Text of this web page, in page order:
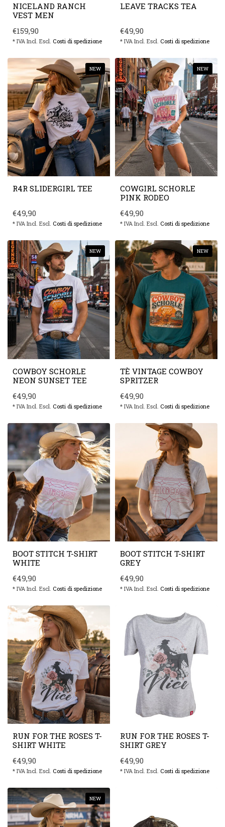
NICELAND RANCH
VEST MEN
€159,90
* IVA Incl. Escl. Costi di spedizione
LEAVE TRACKS TEA
€49,90
* IVA Incl. Escl. Costi di spedizione
NEW
R4R SLIDERGIRL TEE
€49,90
* IVA Incl. Escl. Costi di spedizione
NEW
COWGIRL SCHORLE
PINK RODEO
€49,90
* IVA Incl. Escl. Costi di spedizione
NEW
COWBOY SCHORLE
NEON SUNSET TEE
€49,90
* IVA Incl. Escl. Costi di spedizione
NEW
TÈ VINTAGE COWBOY
SPRITZER
€49,90
* IVA Incl. Escl. Costi di spedizione
BOOT STITCH T-SHIRT
WHITE
€49,90
* IVA Incl. Escl. Costi di spedizione
BOOT STITCH T-SHIRT
GREY
€49,90
* IVA Incl. Escl. Costi di spedizione
RUN FOR THE ROSES T-
SHIRT WHITE
€49,90
* IVA Incl. Escl. Costi di spedizione
RUN FOR THE ROSES T-
SHIRT GREY
€49,90
* IVA Incl. Escl. Costi di spedizione
NEW